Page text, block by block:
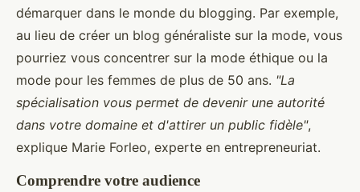
démarquer dans le monde du blogging. Par exemple,
au lieu de créer un blog généraliste sur la mode, vous
pourriez vous concentrer sur la mode éthique ou la
mode pour les femmes de plus de 50 ans. "La
spécialisation vous permet de devenir une autorité
dans votre domaine et d'attirer un public fidèle",
explique Marie Forleo, experte en entrepreneuriat.
Comprendre votre audience